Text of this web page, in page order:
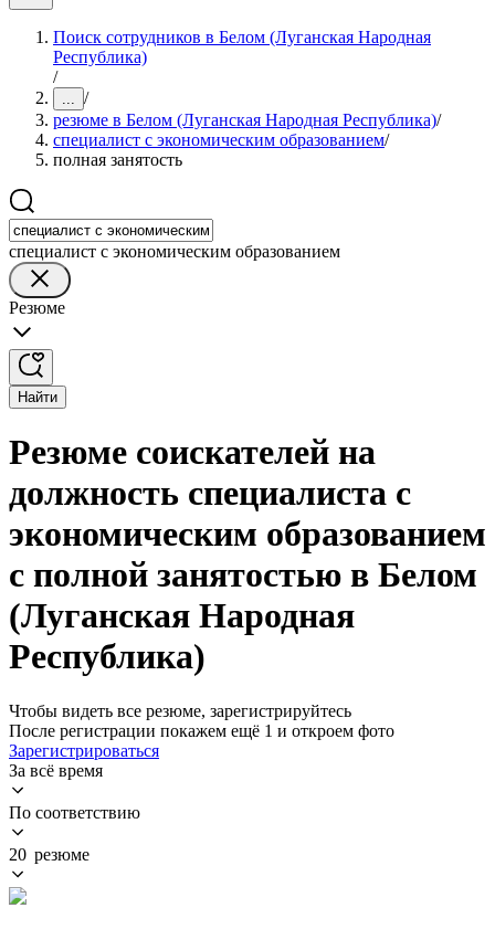
Поиск сотрудников в Белом (Луганская Народная
Республика)
/
... /
резюме в Белом (Луганская Народная Республика)/
специалист с экономическим образованием/
полная занятость
специалист с экономическим образованием
Резюме
Найти
Резюме соискателей на
должность специалиста с
экономическим образованием
с полной занятостью в Белом
(Луганская Народная
Республика)
Чтобы видеть все резюме, зарегистрируйтесь
После регистрации покажем ещё 1 и откроем фото
Зарегистрироваться
За всё время
По соответствию
20 резюме